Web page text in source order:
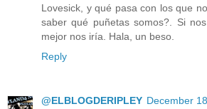
Lovesick, y qué pasa con los que
saber qué puñetas somos?. Si
mejor nos iría. Hala, un beso.
Reply
@ELBLOGDERIPLEY December